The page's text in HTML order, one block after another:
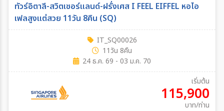
ค้นหา
ทัวร์อิตาลี-สวิตเซอร์แลนด์-ฝรั่งเศส I FEEL EIFFEL หอไอ
เฟลสูงแต่สวย 11วัน 8คืน (SQ)
IT_SQ00026
11วัน 8คืน
24 ธ.ค. 69 - 03 ม.ค. 70
เริ่มต้น
115,900
บาท/ท่าน